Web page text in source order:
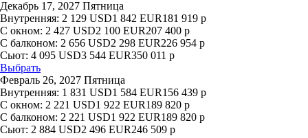
Декабрь 17, 2027 Пятница
Внутренняя: 2 129 USD1 842 EUR181 919 р
С окном: 2 427 USD2 100 EUR207 400 р
С балконом: 2 656 USD2 298 EUR226 954 р
Сьют: 4 095 USD3 544 EUR350 011 р
Выбрать
Февраль 26, 2027 Пятница
Внутренняя: 1 831 USD1 584 EUR156 439 р
С окном: 2 221 USD1 922 EUR189 820 р
С балконом: 2 221 USD1 922 EUR189 820 р
Сьют: 2 884 USD2 496 EUR246 509 р